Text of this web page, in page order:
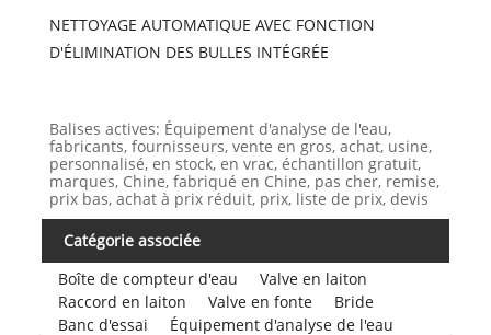
NETTOYAGE AUTOMATIQUE AVEC FONCTION
D'ÉLIMINATION DES BULLES INTÉGRÉE
Balises actives: Équipement d'analyse de l'eau,
fabricants, fournisseurs, vente en gros, achat, usine,
personnalisé, en stock, en vrac, échantillon gratuit,
marques, Chine, fabriqué en Chine, pas cher, remise,
prix bas, achat à prix réduit, prix, liste de prix, devis
Catégorie associée
Boîte de compteur d'eau
Valve en laiton
Raccord en laiton
Valve en fonte
Bride
Banc d'essai
Équipement d'analyse de l'eau